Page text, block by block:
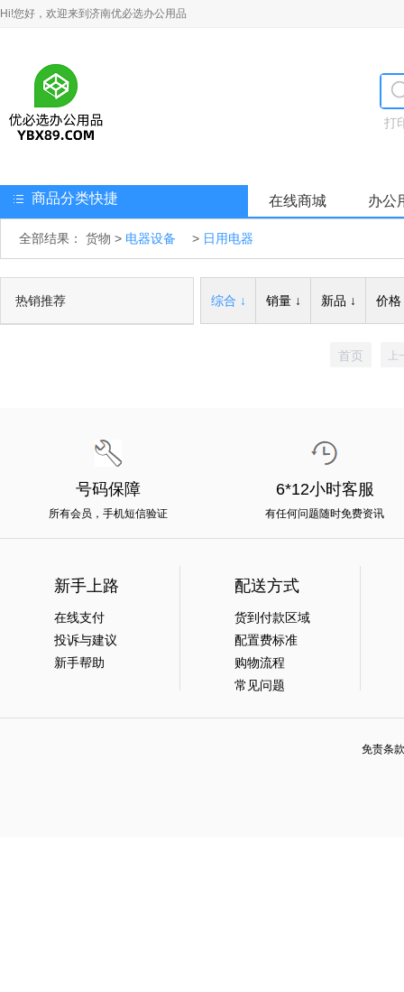
Hi!您好，欢迎来到济南优必选办公用品
打
商品分类快捷 在线商城 办公
全部结果： 货物 > 电器设备 > 日用电器
热销推荐 综合 ↓ 销量 ↓ 新品 ↓ 价格
首页 上
号码保障
所有会员，手机短信验证
6*12小时客服
有任何问题随时免费资讯
新手上路
在线支付
投诉与建议
新手帮助
配送方式
货到付款区域
配置费标准
购物流程
常见问题
免责条款